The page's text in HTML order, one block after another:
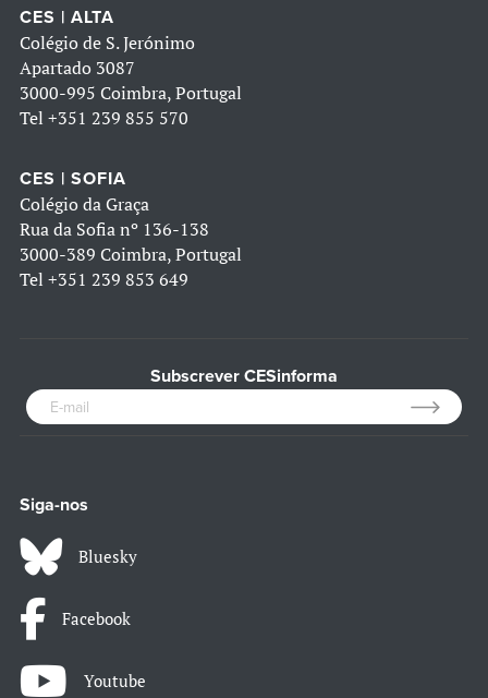
CES | ALTA
Colégio de S. Jerónimo
Apartado 3087
3000-995 Coimbra, Portugal
Tel +351 239 855 570
CES | SOFIA
Colégio da Graça
Rua da Sofia nº 136-138
3000-389 Coimbra, Portugal
Tel +351 239 853 649
Subscrever CESinforma
Siga-nos
Bluesky
Facebook
Youtube